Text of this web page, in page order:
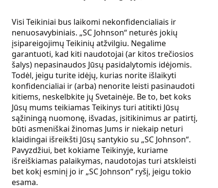
Visi Teikiniai bus laikomi nekonfidencialiais ir
nenuosavybiniais. „SC Johnson“ neturės jokių
įsipareigojimų Teikinių atžvilgiu. Negalime
garantuoti, kad kiti naudotojai (ar kitos trečiosios
šalys) nepasinaudos Jūsų pasidalytomis idėjomis.
Todėl, jeigu turite idėjų, kurias norite išlaikyti
konfidencialiai ir (arba) nenorite leisti pasinaudoti
kitiems, neskelbkite jų Svetainėje. Be to, bet koks
Jūsų mums teikiamas Teikinys turi atitikti Jūsų
sąžiningą nuomonę, išvadas, įsitikinimus ar patirtį,
būti asmeniškai žinomas Jums ir niekaip neturi
klaidingai išreikšti Jūsų santykio su „SC Johnson“.
Pavyzdžiui, bet kokiame Teikinyje, kuriame
išreiškiamas palaikymas, naudotojas turi atskleisti
bet kokį esminį jo ir „SC Johnson“ ryšį, jeigu tokio
esama.